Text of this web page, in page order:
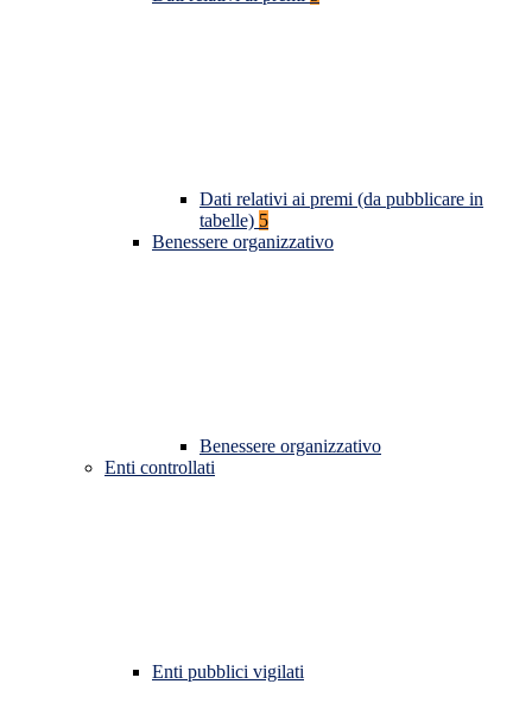
Dati relativi ai premi (da pubblicare in
tabelle) 5
Benessere organizzativo
Benessere organizzativo
Enti controllati
Enti pubblici vigilati